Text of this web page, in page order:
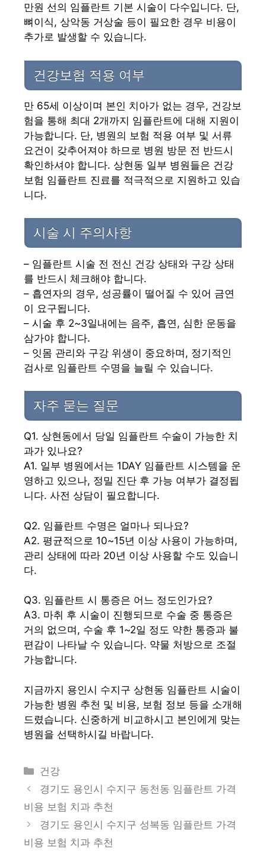
만원 선의 임플란트 기본 시술이 다수입니다. 단,
뼈이식, 상악동 거상술 등이 필요한 경우 비용이
추가로 발생할 수 있습니다.
건강보험 적용 여부
만 65세 이상이며 본인 치아가 없는 경우, 건강보
험을 통해 최대 2개까지 임플란트에 대해 지원이
가능합니다. 단, 병원의 보험 적용 여부 및 서류
요건이 갖추어져야 하므로 병원 방문 전 반드시
확인하셔야 합니다. 상현동 일부 병원들은 건강
보험 임플란트 진료를 적극적으로 지원하고 있습
니다.
시술 시 주의사항
– 임플란트 시술 전 전신 건강 상태와 구강 상태
를 반드시 체크해야 합니다.
– 흡연자의 경우, 성공률이 떨어질 수 있어 금연
이 요구됩니다.
– 시술 후 2~3일내에는 음주, 흡연, 심한 운동을
삼가야 합니다.
– 잇몸 관리와 구강 위생이 중요하며, 정기적인
검사로 임플란트 수명을 늘릴 수 있습니다.
자주 묻는 질문
Q1. 상현동에서 당일 임플란트 수술이 가능한 치
과가 있나요?
A1. 일부 병원에서는 1DAY 임플란트 시스템을 운
영하고 있으나, 정밀 진단 후 가능 여부가 결정됩
니다. 사전 상담이 필요합니다.
Q2. 임플란트 수명은 얼마나 되나요?
A2. 평균적으로 10~15년 이상 사용이 가능하며,
관리 상태에 따라 20년 이상 사용할 수도 있습니
다.
Q3. 임플란트 시 통증은 어느 정도인가요?
A3. 마취 후 시술이 진행되므로 수술 중 통증은
거의 없으며, 수술 후 1~2일 정도 약한 통증과 불
편감이 나타날 수 있습니다. 약물 처방으로 조절
가능합니다.
지금까지 용인시 수지구 상현동 임플란트 시술이
가능한 병원 추천 및 비용, 보험 정보 등을 소개해
드렸습니다. 신중하게 비교하시고 본인에게 맞는
병원을 선택하시길 바랍니다.
카
테
고
리
건강
경기도 용인시 수지구 동천동 임플란트 가격
비용 보험 치과 추천
경기도 용인시 수지구 성복동 임플란트 가격
비용 보험 치과 추천